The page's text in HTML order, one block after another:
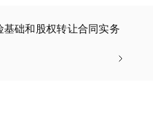
基础和股权转让合同实务